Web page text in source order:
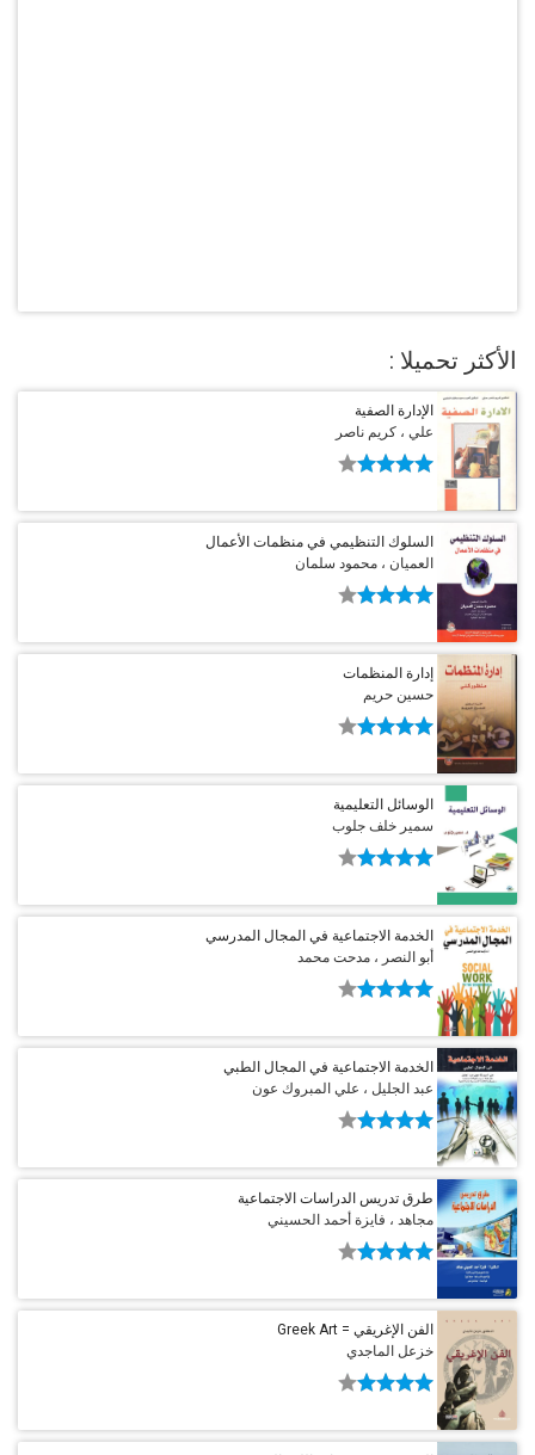
الأكثر تحميلا :
الإدارة الصفية
علي ، كريم ناصر
السلوك التنظيمي في منظمات الأعمال
العميان ، محمود سلمان
إدارة المنظمات
حسين حريم
الوسائل التعليمية
سمير خلف جلوب
الخدمة الاجتماعية في المجال المدرسي
أبو النصر ، مدحت محمد
الخدمة الاجتماعية في المجال الطبي
عبد الجليل ، علي المبروك عون
طرق تدريس الدراسات الاجتماعية
مجاهد ، فايزة أحمد الحسيني
الفن الإغريقي = Greek Art
خزعل الماجدي